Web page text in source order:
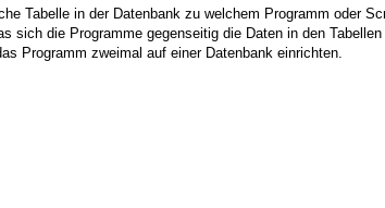
Tabelle in der Datenbank zu welchem Programm oder
die Programme gegenseitig die Daten in den
Programm zweimal auf einer Datenbank einrichten.